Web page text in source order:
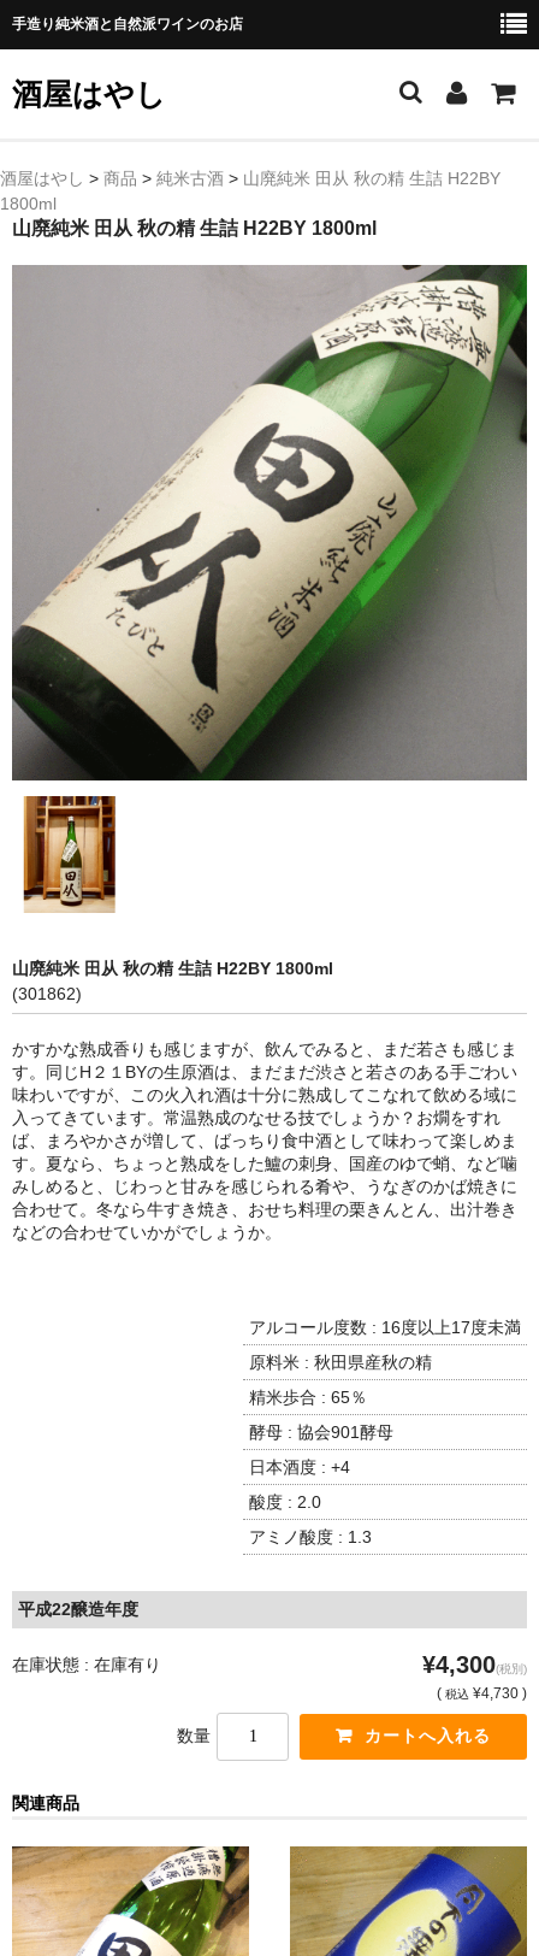
手造り純米酒と自然派ワインのお店
酒屋はやし
ホーム
商品カテゴリー
よえもん 川村酒造店（岩手県花巻市）
田从･月下の舞 舞鶴酒造（秋田県横手市）
綿屋 金の井酒造（宮城県栗原市）
大七 大七酒造（福島県二本松市）
宗玄 宗玄酒造（石川県珠洲市）
神亀 神亀酒造（埼玉県蓮田市）
隆・丹沢山 川西屋酒造店（神奈川県足柄上郡）
長珍 長珍酒造（愛知県津島市）
天遊琳・伊勢の白酒 タカハシ酒造（三重県四日市市）
るみ子の酒・英・妙の華 森喜酒造（三重県伊賀市）
大治郎・喜量能 畑酒造（滋賀県東近江市）
秋鹿・奥鹿 秋鹿酒造（大阪府豊能郡能勢町）
竹泉 田治米（兵庫県朝来市）
諏訪泉 諏訪酒造（鳥取県八頭郡智頭町）
✚旭日 旭日酒造（島根県出雲市）
悦凱陣 丸尾本店（香川県琴平市）
旭菊・綾花 旭菊酒造（福岡県久留米市）
小鹿 小鹿酒造（鹿児島県鹿屋市)
明るい農村 霧島町蒸留所（鹿児島県霧島市）
鶴見 大石酒造（鹿児島県阿久根市）
鉄輪 瑞鷹（熊本県熊本市）
France/ﾌﾗﾝｽ
Valerie Frison（ｳﾞｧﾚﾘｰ･ﾌﾘｿﾞﾝ）
France Bourgogone/ﾌﾗﾝｽ･ﾌﾞﾙｺﾞｰﾆｭ
Pattes Loup（ﾊﾟｯﾄ・ﾙｰ）
Marcel Lapierre（ﾏﾙｾﾙ・ﾗﾋﾟｴｰﾙ）
Philippe Jambon（ﾌｨﾘｯﾌﾟ･ｼﾞｬﾝﾎﾞﾝ）
酒屋はやし > 商品 > 純米古酒 > 山廃純米 田从 秋の精 生詰 H22BY
1800ml
山廃純米 田从 秋の精 生詰 H22BY 1800ml
山廃純米 田从 秋の精 生詰 H22BY 1800ml
(301862)
かすかな熟成香りも感じますが、飲んでみると、まだ若さも感じま
す。同じH２１BYの生原酒は、まだまだ渋さと若さのある手ごわい
味わいですが、この火入れ酒は十分に熟成してこなれて飲める域に
入ってきています。常温熟成のなせる技でしょうか？お燗をすれ
ば、まろやかさが増して、ばっちり食中酒として味わって楽しめま
す。夏なら、ちょっと熟成をした鱸の刺身、国産のゆで蛸、など噛
みしめると、じわっと甘みを感じられる肴や、うなぎのかば焼きに
合わせて。冬なら牛すき焼き、おせち料理の栗きんとん、出汁巻き
などの合わせていかがでしょうか。
アルコール度数 : 16度以上17度未満
原料米 : 秋田県産秋の精
精米歩合 : 65％
酵母 : 協会901酵母
日本酒度 : +4
酸度 : 2.0
アミノ酸度 : 1.3
平成22醸造年度
在庫状態 : 在庫有り ¥4,300(税別)
( 税込 ¥4,730 )
数量
関連商品